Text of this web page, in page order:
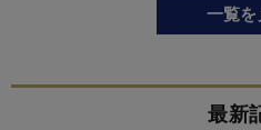
一覧
最新